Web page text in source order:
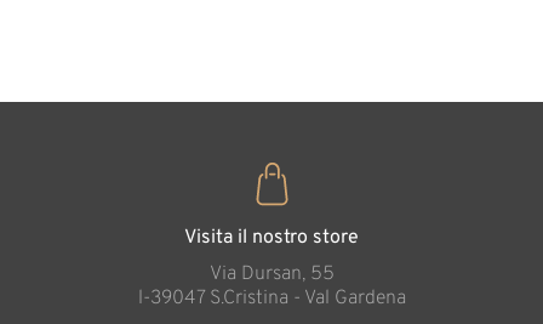
Visita il nostro store
Via Dursan, 55
l-39047 S.Cristina - Val Gardena